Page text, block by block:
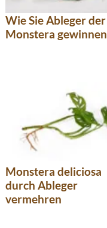
Wie Sie Ableger der
Monstera gewinnen
Monstera deliciosa
durch Ableger
vermehren